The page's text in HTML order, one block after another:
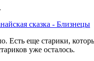
сказка - Близнецы
Есть еще старики,
уже осталось.